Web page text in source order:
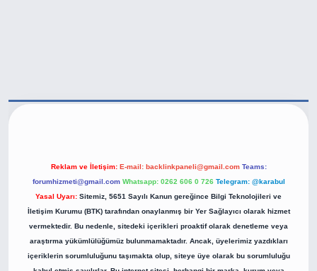
Reklam ve İletişim: E-mail: backlinkpaneli@gmail.com Teams:
forumhizmeti@gmail.com Whatsapp: 0262 606 0 726 Telegram: @karabul
Yasal Uyarı: Sitemiz, 5651 Sayılı Kanun gereğince Bilgi Teknolojileri ve
İletişim Kurumu (BTK) tarafından onaylanmış bir Yer Sağlayıcı olarak hizmet
vermektedir. Bu nedenle, sitedeki içerikleri proaktif olarak denetleme veya
araştırma yükümlülüğümüz bulunmamaktadır. Ancak, üyelerimiz yazdıkları
içeriklerin sorumluluğunu taşımakta olup, siteye üye olarak bu sorumluluğu